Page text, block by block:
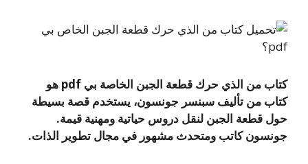
كتاب من الذي حرك قطعة الجبن الخاصة بي pdf هو
كتاب من تأليف سبنسر جونسون، يستخدم قصة بسيطة
حول قطعة الجبن لنقل دروس حياتية ومهنية قيمة.
جونسون كاتب ومتحدث مشهور في مجال تطوير الذات.